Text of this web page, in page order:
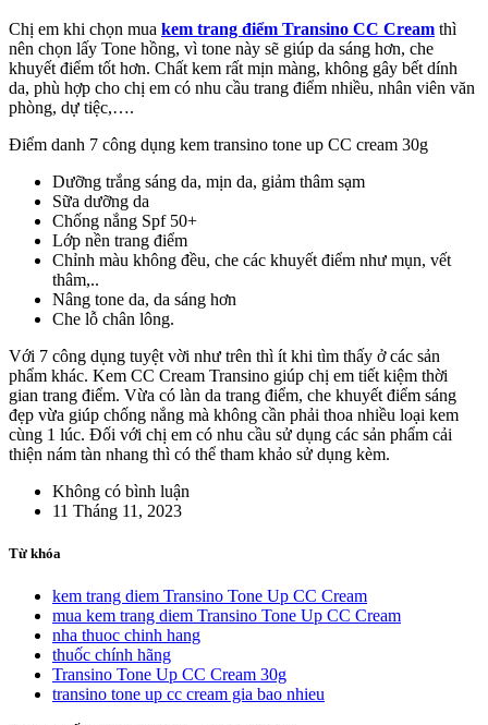
Chị em khi chọn mua kem trang điểm Transino CC Cream thì
nên chọn lấy Tone hồng, vì tone này sẽ giúp da sáng hơn, che
khuyết điểm tốt hơn. Chất kem rất mịn màng, không gây bết dính
da, phù hợp cho chị em có nhu cầu trang điểm nhiều, nhân viên văn
phòng, dự tiệc,….
Điểm danh 7 công dụng kem transino tone up CC cream 30g
Dưỡng trắng sáng da, mịn da, giảm thâm sạm
Sữa dưỡng da
Chống nắng Spf 50+
Lớp nền trang điểm
Chỉnh màu không đều, che các khuyết điểm như mụn, vết
thâm,..
Nâng tone da, da sáng hơn
Che lỗ chân lông.
Với 7 công dụng tuyệt vời như trên thì ít khi tìm thấy ở các sản
phẩm khác. Kem CC Cream Transino giúp chị em tiết kiệm thời
gian trang điểm. Vừa có làn da trang điểm, che khuyết điểm sáng
đẹp vừa giúp chống nắng mà không cần phải thoa nhiều loại kem
cùng 1 lúc. Đối với chị em có nhu cầu sử dụng các sản phẩm cải
thiện nám tàn nhang thì có thể tham khảo sử dụng kèm.
Không có bình luận
11 Tháng 11, 2023
Từ khóa
kem trang diem Transino Tone Up CC Cream
mua kem trang diem Transino Tone Up CC Cream
nha thuoc chinh hang
thuốc chính hãng
Transino Tone Up CC Cream 30g
transino tone up cc cream gia bao nhieu